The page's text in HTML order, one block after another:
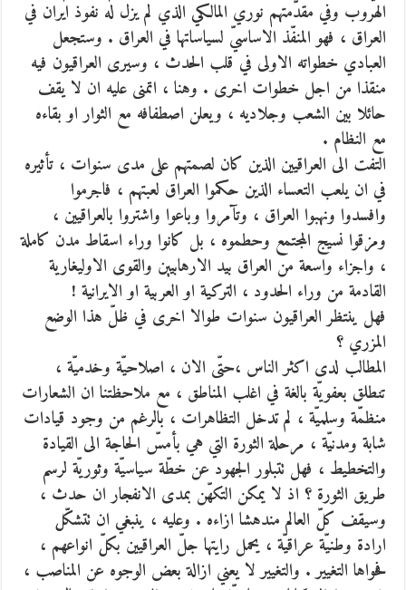
الهروب وفي مقدّمتهم نوري المالكي الذي لم يزل له نفوذ ايران في
العراق ، فهو المنفّذ الاساسيّ لسياساتها في العراق . وستجعل
العبادي خطواته الاولى في قلب الحدث ، وسيرى العراقيون فيه
منقذا من اجل خطوات اخرى . وهنا ، اتمنى عليه ان لا يقف
حائلا بين الشعب وجلاديه ، ويعلن اصطفافه مع الثوار او بقاءه
مع النظام .
التفت الى العراقيين الذين كان لصمتهم على مدى سنوات ، تأثيره
في ان يلعب التعساء الذين حكموا العراق لعبتهم ، فاجرموا
وافسدوا ونهبوا العراق ، وتآمروا وباعوا واشتروا بالعراقيين ،
ومزقوا نسيج المجتمع وحطموه ، بل كانوا وراء اسقاط مدن كاملة
، واجزاء واسعة من العراق بيد الارهابيين والقوى الاوليغارية
القادمة من وراء الحدود ، التركية او العربية او الايرانية !
فهل ينتظر العراقيون سنوات طوالا اخرى في ظلّ هذا الوضع
المزري ؟
المطالب لدى اكثر الناس ،حتّى الان ، اصلاحيّة وخدميّة ،
تنطلق بعفويّة بالغة في اغلب المناطق ، مع ملاحظتنا ان الشعارات
منظمّة وسلميّة ، لم تدخل التظاهرات ، بالرغم من وجود قيادات
شابة ومدنيّة ، مرحلة الثورة التي هي بأمسّ الحاجة الى القيادة
والتخطيط ، فهل تتبلور الجهود عن خطّة سياسيّة وثوريّة لرسم
طريق الثورة ؟ اذ لا يمكن التكهّن بمدى الانفجار ان حدث ،
وسيقف كلّ العالم مندهشا ازاءه . وعليه ، ينبغي ان تتشكّل
ارادة وطنيّة عراقيّة ، يحمل رايتها جلّ العراقيين بكلّ انواعهم ،
فحواها التغيير . والتغيير لا يعني ازالة بعض الوجوه عن المناصب ،